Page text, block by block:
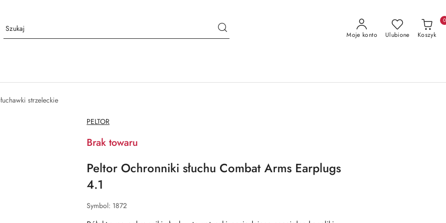
Moje konto Ulubione Koszyk
0
strzeleckie
NAZWA
PRODUCENTA:
PELTOR
Brak towaru
Peltor Ochronniki słuchu Combat Arms Earplugs
4.1
Symbol: 1872